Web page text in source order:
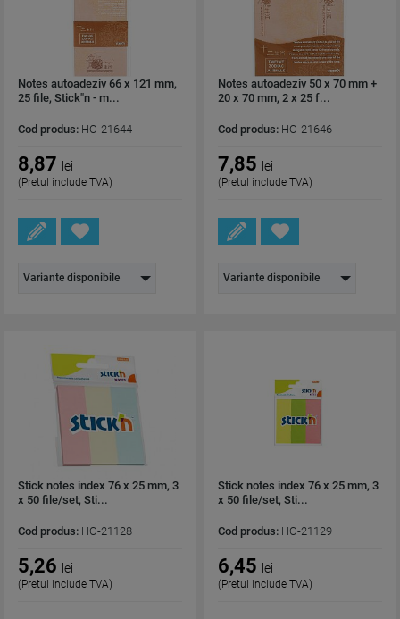
Notes autoadeziv 66 x 121 mm,
25 file, Stick"n - m...
Cod produs: HO-21644
8,87 lei
(Pretul include TVA)
Variante disponibile
Notes autoadeziv 50 x 70 mm +
20 x 70 mm, 2 x 25 f...
Cod produs: HO-21646
7,85 lei
(Pretul include TVA)
Variante disponibile
Stick notes index 76 x 25 mm, 3
x 50 file/set, Sti...
Cod produs: HO-21128
5,26 lei
(Pretul include TVA)
Stick notes index 76 x 25 mm, 3
x 50 file/set, Sti...
Cod produs: HO-21129
6,45 lei
(Pretul include TVA)